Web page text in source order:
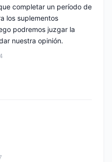
completar un período de
los suplementos
podremos juzgar la
nuestra opinión.